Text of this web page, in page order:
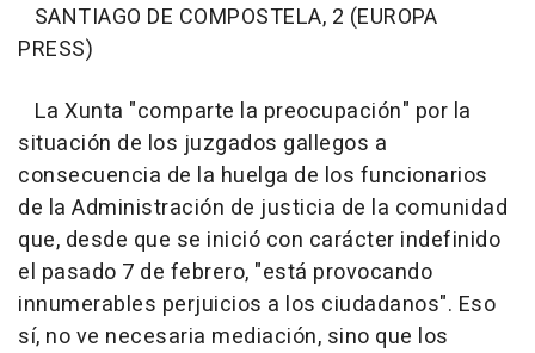
SANTIAGO DE COMPOSTELA, 2 (EUROPA
PRESS)
La Xunta "comparte la preocupación" por la
situación de los juzgados gallegos a
consecuencia de la huelga de los funcionarios
de la Administración de justicia de la comunidad
que, desde que se inició con carácter indefinido
el pasado 7 de febrero, "está provocando
innumerables perjuicios a los ciudadanos". Eso
sí, no ve necesaria mediación, sino que los